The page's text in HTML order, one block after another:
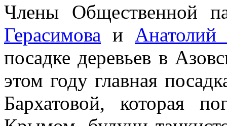
Члены Общественной
Герасимова и Анатолий
посадке деревьев в
этом году главная
Бархатовой, которая